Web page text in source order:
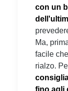
con un
Ma,
facile
rialzo.
fino agli